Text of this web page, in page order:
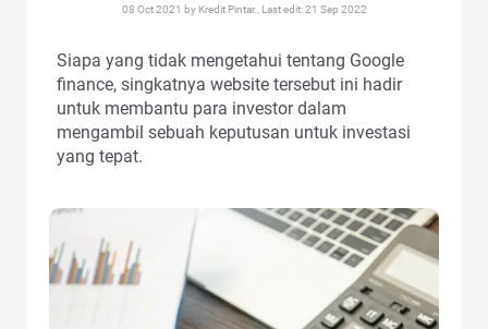
08 Oct 2021 by Kredit Pintar., Last edit: 21 Sep 2022
Siapa yang tidak mengetahui tentang Google
finance, singkatnya website tersebut ini hadir
untuk membantu para investor dalam
mengambil sebuah keputusan untuk investasi
yang tepat.